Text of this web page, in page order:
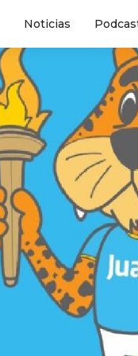
Noticias